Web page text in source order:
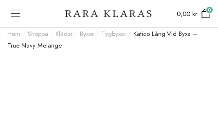
0,00kr 0
Hem Shoppa Kläder Byxor Tygbyxor/ Katico Lång Vid Byxa –
True Navy Melange